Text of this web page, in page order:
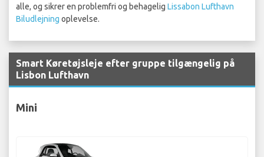
alle, og sikrer en problemfri og behagelig Lissabon Lufthavn
Biludlejning oplevelse.
Smart Køretøjsleje efter gruppe tilgængelig på
Lisbon Lufthavn
Mini